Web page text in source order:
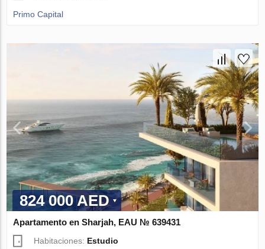
Primo Capital
824 000 AED
Apartamento en Sharjah, EAU № 639431
Habitaciones: Estudio